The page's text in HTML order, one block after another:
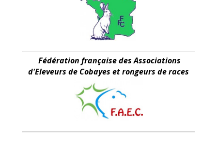
Fédération française des Associations
d'Eleveurs de Cobayes et rongeurs de races